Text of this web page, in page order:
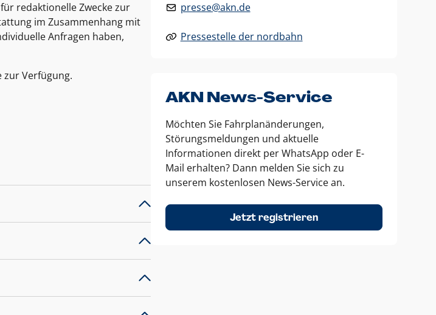
redaktionelle Zwecke zur
im Zusammenhang mit
Anfragen haben,
zur Verfügung.
presse@akn.de
Pressestelle der nordbahn
AKN News-Service
Möchten Sie Fahrplanänderungen,
Störungsmeldungen und aktuelle
Informationen direkt per WhatsApp oder E-
Mail erhalten? Dann melden Sie sich zu
unserem kostenlosen News-Service an.
Jetzt registrieren